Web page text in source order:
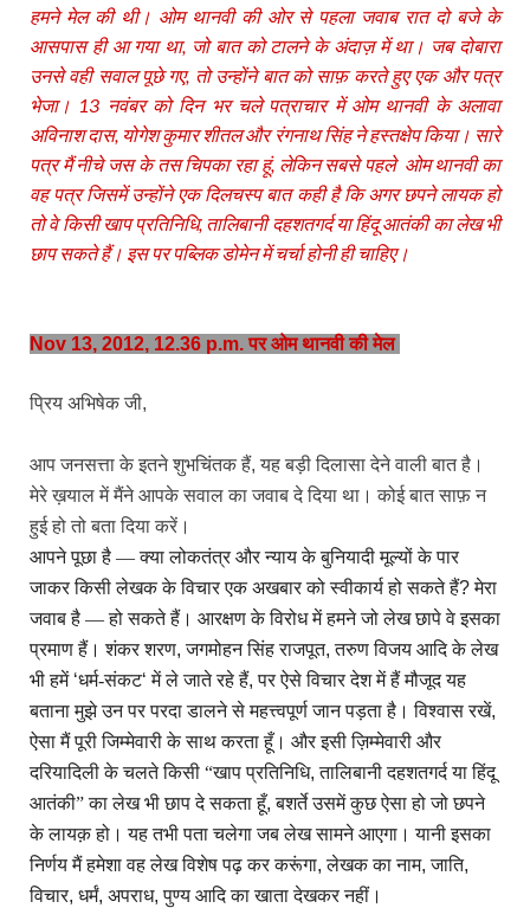
हमने मेल की थी। ओम थानवी की ओर से पहला जवाब रात दो बजे के
आसपास ही आ गया था, जो बात को टालने के अंदाज़ में था। जब दोबारा
उनसे वही सवाल पूछे गए, तो उन्‍होंने बात को साफ़ करते हुए एक और पत्र
भेजा। 13 नवंबर को दिन भर चले पत्राचार में ओम थानवी के अलावा
अविनाश दास, योगेश कुमार शीतल और रंगनाथ सिंह ने हस्‍तक्षेप किया। सारे
पत्र मैं नीचे जस के तस चिपका रहा हूं, लेकिन सबसे पहले ओम थानवी का
वह पत्र जिसमें उन्‍होंने एक दिलचस्‍प बात कही है कि अगर छपने लायक हो
तो वे किसी खाप प्रतिनिधि, तालिबानी दहशतगर्द या हिंदू आतंकी का लेख भी
छाप सकते हैं। इस पर पब्लिक डोमेन में चर्चा होनी ही चाहिए।
Nov 13, 2012, 12.36 p.m. पर ओम थानवी की मेल
प्रिय अभिषेक जी,
आप जनसत्ता के इतने शुभचिंतक हैं,यह बड़ी दिलासा देने वाली बात है।
मेरे ख़याल में मैंने आपके सवाल का जवाब दे दिया था। कोई बात साफ़ न
हुई हो तो बता दिया करें।
आपने पूछा है — क्‍या लोकतंत्र और न्‍याय के बुनियादी मूल्‍यों के पार
जाकर किसी लेखक के विचार एक अखबार को स्‍वीकार्य हो सकते हैं?मेरा
जवाब है — हो सकते हैं। आरक्षण के विरोध में हमने जो लेख छापे वे इसका
प्रमाण हैं। शंकर शरण,जगमोहन सिंह राजपूत,तरुण विजय आदि के लेख
भी हमें ‘धर्म-संकट‘में ले जाते रहे हैं,पर ऐसे विचार देश में हैं मौजूद यह
बताना मुझे उन पर परदा डालने से महत्त्वपूर्ण जान पड़ता है। विश्वास रखें,
ऐसा मैं पूरी जिम्मेवारी के साथ करता हूँ। और इसी ज़िम्मेवारी और
दरियादिली के चलते किसी “खाप प्रतिनिधि,तालिबानी दहशतगर्द या हिंदू
आतंकी” का लेख भी छाप दे सकता हूँ,बशर्ते उसमें कुछ ऐसा हो जो छपने
के लायक़ हो। यह तभी पता चलेगा जब लेख सामने आएगा। यानी इसका
निर्णय मैं हमेशा वह लेख विशेष पढ़ कर करूंगा,लेखक का नाम,जाति,
विचार, धर्मं, अपराध,पुण्य आदि का खाता देखकर नहीं।